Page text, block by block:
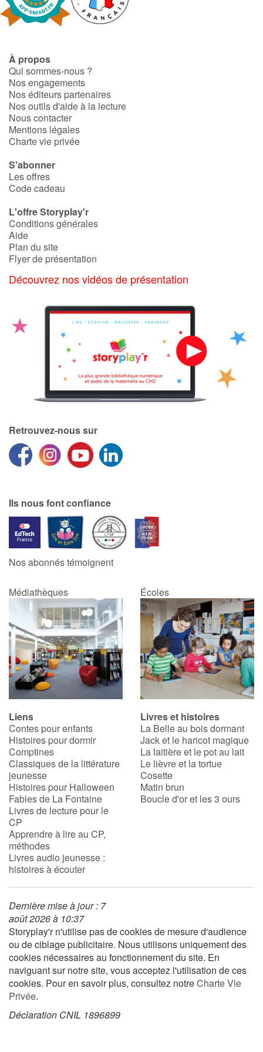
Fable, mythe, littérature et poésie
Ogres, monstres et sorcières
Héroïnes et héros
Écologie, nature, saisons
Les animaux
Voyage, épopée, enquête, aventure
Autour du monde
Apprentissage
Art, espace, activité
En famille
Quotidien et loisirs
Amour et amitié
Sujets de société
Formats et illustrations
Catalogue anglais
Contraste +
Aide
Accueil
Famille
Écoles
Médiathèques
Vidéos & Tutoriaux
Blog
Actualités
Rencontres et témoignages
Contes d'ici et d'ailleurs
Autour de la lecture
Apprendre à lire
Livre audio
À propos
Qui sommes-nous ?
Nos engagements
Nos éditeurs partenaires
Nos outils d'aide à la lecture
Nous contacter
Mentions légales
Charte vie privée
S'abonner
Les offres
Code cadeau
L'offre Storyplay'r
Conditions générales
Aide
Plan du site
Flyer de présentation
Découvrez nos vidéos de présentation
Retrouvez-nous sur
Ils nous font confiance
Nos abonnés témoignent
Médiathèques Écoles
Liens
Contes pour enfants
Histoires pour dormir
Comptines
Classiques de la littérature
jeunesse
Histoires pour Halloween
Fables de La Fontaine
Livres de lecture pour le
CP
Apprendre à lire au CP,
méthodes
Livres audio jeunesse :
histoires à écouter
Livres et histoires
La Belle au bois dormant
Jack et le haricot magique
La laitière et le pot au lait
Le lièvre et la tortue
Cosette
Matin brun
Boucle d'or et les 3 ours
Dernière mise à jour : 7
août 2026 à 10:37
Storyplay'r n'utilise pas de cookies de mesure d'audience
ou de ciblage publicitaire. Nous utilisons uniquement des
cookies nécessaires au fonctionnement du site. En
naviguant sur notre site, vous acceptez l'utilisation de ces
cookies. Pour en savoir plus, consultez notreCharte Vie
Privée.
Déclaration CNIL 1896899